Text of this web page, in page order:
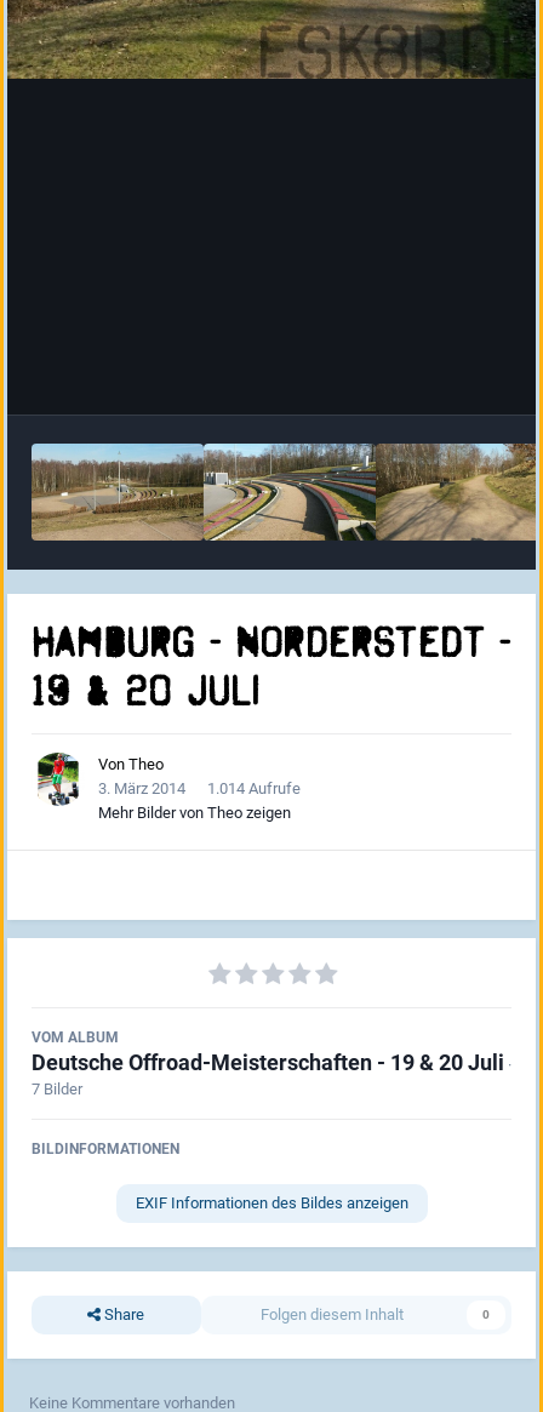
Hamburg - Norderstedt -
19 & 20 Juli
Von Theo
3. März 2014
1.014 Aufrufe
Mehr Bilder von Theo zeigen
VOM ALBUM
Deutsche Offroad-Meisterschaften - 19 & 20 Juli ·
7 Bilder
BILDINFORMATIONEN
EXIF Informationen des Bildes anzeigen
Share Folgen diesem Inhalt 0
Keine Kommentare vorhanden